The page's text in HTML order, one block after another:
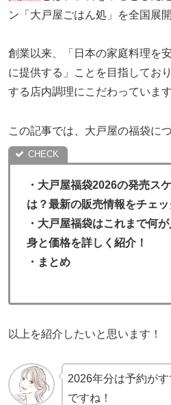
ン「大戸屋ごはん処」を全国展
創業以来、「日本の家庭料理を
に提供する」ことを目指してお
する店内調理にこだわっていま
この記事では、大戸屋の福袋につ
・ 大戸屋福袋2026の発売ス
は？最新の販売情報をチェッ
・大戸屋福袋はこれまで何
身と価格を詳しく紹介！
・ まとめ
以上を紹介したいと思います！
2026年分は予約が
ですね！